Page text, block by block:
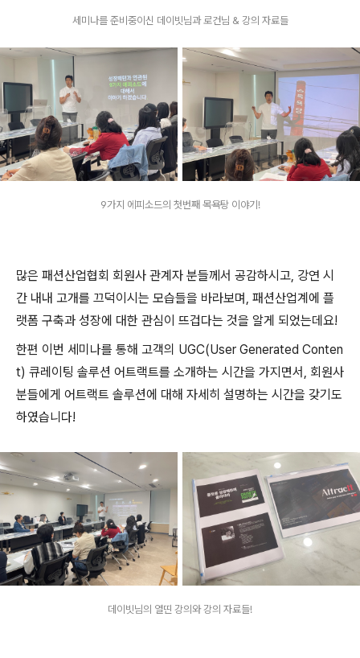
세미나를 준비중이신 데이빗님과 로건님 & 강의 자료들
9가지 에피소드의 첫번째 목욕탕 이야기!
많은 패션산업협회 회원사 관계자 분들께서 공감하시고, 강연 시
간 내내 고개를 끄덕이시는 모습들을 바라보며, 패션산업계에 플
랫폼 구축과 성장에 대한 관심이 뜨겁다는 것을 알게 되었는데요!
한편 이번 세미나를 통해 고객의 UGC(User Generated Conten
t) 큐레이팅 솔루션 어트랙트를 소개하는 시간을 가지면서, 회원사
분들에게 어트랙트 솔루션에 대해 자세히 설명하는 시간을 갖기도
하였습니다!
데이빗님의 열띤 강의와 강의 자료들!